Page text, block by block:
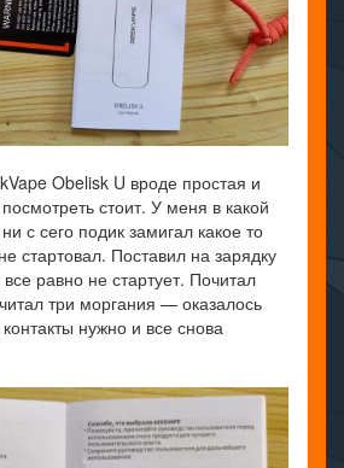
Obelisk U вроде простая и
стоит. У меня в какой
с сего подик замигал какое то
стартовал. Поставил на зарядку
равно не стартует. Почитал
три моргания — оказалось
нужно и все снова